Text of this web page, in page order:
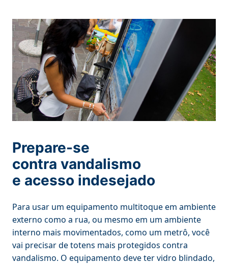
Prepare-se
contra vandalismo
e acesso indesejado
Para usar um equipamento multitoque em ambiente
externo como a rua, ou mesmo em um ambiente
interno mais movimentados, como um metrô, você
vai precisar de totens mais protegidos contra
vandalismo. O equipamento deve ter vidro blindado,